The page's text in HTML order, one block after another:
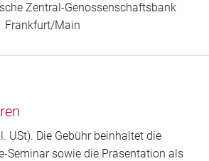
Zentral-Genossenschaftsbank
Frankfurt/Main
USt). Die Gebühr beinhaltet die
Seminar sowie die Präsentation als